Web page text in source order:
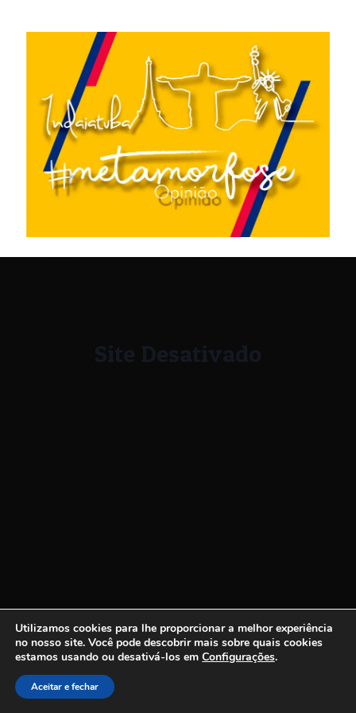
Site Desativado
Utilizamos cookies para lhe proporcionar a melhor experiência
no nosso site. Você pode descobrir mais sobre quais cookies
estamos usando ou desativá-los em Configurações.
Aceitar e fechar